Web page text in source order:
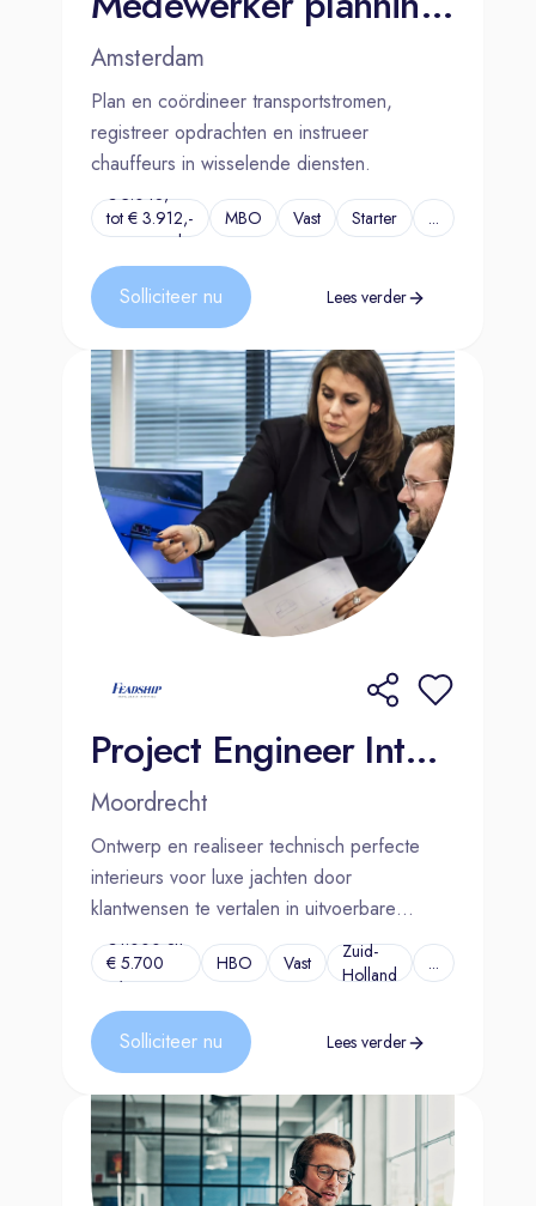
Telefonische intake
Kennismakings-gesprek en
eventueel rondleiding/
meelopen
Vervolggesprek motivatie en
toekomst
Aanbod
Nog meer interessante
vacatures waar jouw
vakmanschap centraal staat
Wil jij meebouwen aan onze
superjachten? Bekijk ook onze
andere vacatures.
Amsterdam
Plan en coördineer transportstromen,
registreer opdrachten en instrueer
chauffeurs in wisselende diensten.
€ 3.048,-
tot € 3.912,-
per maand
MBO Vast Starter ...
Solliciteer nu Lees verder
Project Engineer Interieur | Moordrecht
Moordrecht
Ontwerp en realiseer technisch perfecte
interieurs voor luxe jachten door
klantwensen te vertalen in uitvoerbare
oplossingen.
€4.000 en
€ 5.700
p/m
HBO Vast
Zuid-
Holland
...
Solliciteer nu Lees verder